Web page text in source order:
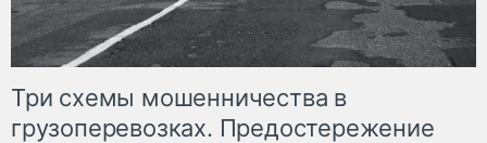
Три схемы мошенничества в
грузоперевозках. Предостережение